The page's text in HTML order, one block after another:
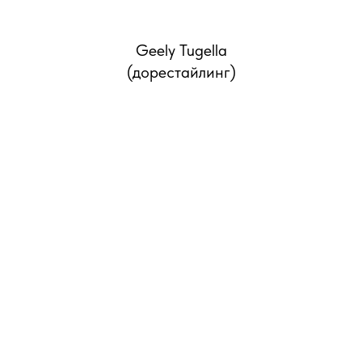
Geely Tugella
(дорестайлинг)